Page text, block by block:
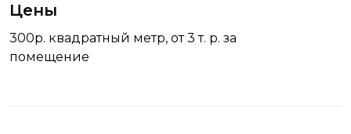
Цены
300р. квадратный метр, от 3 т. р. за
помещение